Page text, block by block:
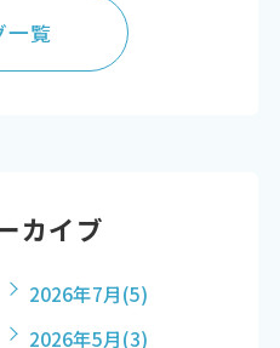
一覧
カイブ
2026年7月(5)
2026年5月(3)